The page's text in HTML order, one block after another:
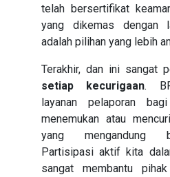
telah bersertifikat
yang dikemas dengan
adalah pilihan yang lebih
Terakhir, dan ini sangat
setiap kecurigaan.
layanan pelaporan
menemukan atau
yang mengandung
Partisipasi aktif kita
sangat membantu